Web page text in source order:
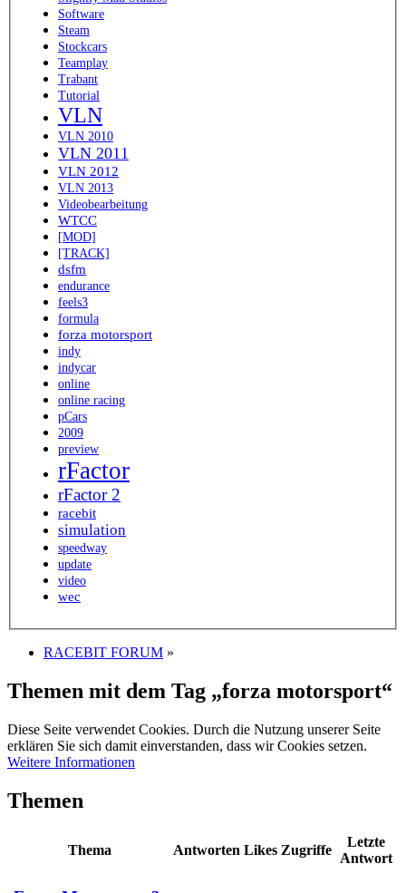
Software
Steam
Stockcars
Teamplay
Trabant
Tutorial
VLN
VLN 2010
VLN 2011
VLN 2012
VLN 2013
Videobearbeitung
WTCC
[MOD]
[TRACK]
dsfm
endurance
feels3
formula
forza motorsport
indy
indycar
online
online racing
pCars
2009
preview
rFactor
rFactor 2
racebit
simulation
speedway
update
video
wec
RACEBIT FORUM »
Themen mit dem Tag „forza motorsport“
Diese Seite verwendet Cookies. Durch die Nutzung unserer Seite
erklären Sie sich damit einverstanden, dass wir Cookies setzen.
Weitere Informationen
Themen
Thema Antworten Likes Zugriffe
Letzte
Antwort